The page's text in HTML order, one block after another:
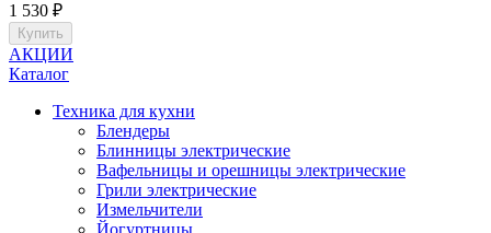
1 530 ₽
Купить
АКЦИИ
Каталог
Техника для кухни
Блендеры
Блинницы электрические
Вафельницы и орешницы электрические
Грили электрические
Измельчители
Йогуртницы